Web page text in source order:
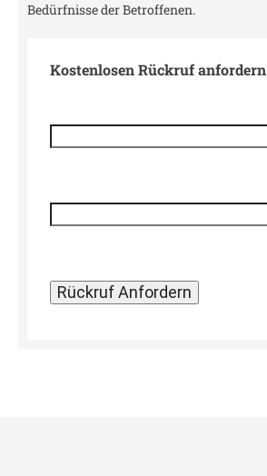
Bedürfnisse der Betroffenen.
Kostenlosen Rückruf anfordern